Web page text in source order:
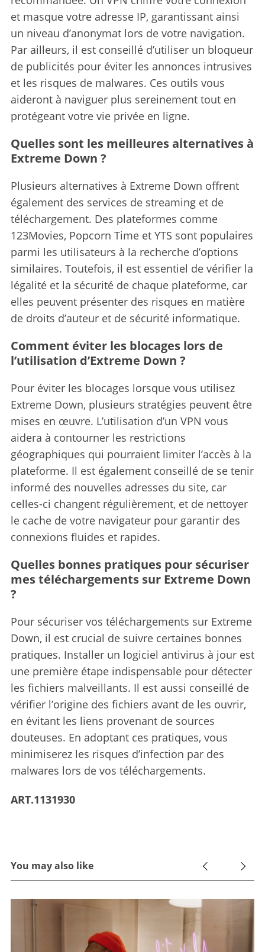
et masque votre adresse IP, garantissant ainsi
un niveau d’anonymat lors de votre navigation.
Par ailleurs, il est conseillé d’utiliser un bloqueur
de publicités pour éviter les annonces intrusives
et les risques de malwares. Ces outils vous
aideront à naviguer plus sereinement tout en
protégeant votre vie privée en ligne.
Quelles sont les meilleures alternatives à
Extreme Down ?
Plusieurs alternatives à Extreme Down offrent
également des services de streaming et de
téléchargement. Des plateformes comme
123Movies, Popcorn Time et YTS sont populaires
parmi les utilisateurs à la recherche d’options
similaires. Toutefois, il est essentiel de vérifier la
légalité et la sécurité de chaque plateforme, car
elles peuvent présenter des risques en matière
de droits d’auteur et de sécurité informatique.
Comment éviter les blocages lors de
l’utilisation d’Extreme Down ?
Pour éviter les blocages lorsque vous utilisez
Extreme Down, plusieurs stratégies peuvent être
mises en œuvre. L’utilisation d’un VPN vous
aidera à contourner les restrictions
géographiques qui pourraient limiter l’accès à la
plateforme. Il est également conseillé de se tenir
informé des nouvelles adresses du site, car
celles-ci changent régulièrement, et de nettoyer
le cache de votre navigateur pour garantir des
connexions fluides et rapides.
Quelles bonnes pratiques pour sécuriser
mes téléchargements sur Extreme Down
?
Pour sécuriser vos téléchargements sur Extreme
Down, il est crucial de suivre certaines bonnes
pratiques. Installer un logiciel antivirus à jour est
une première étape indispensable pour détecter
les fichiers malveillants. Il est aussi conseillé de
vérifier l’origine des fichiers avant de les ouvrir,
en évitant les liens provenant de sources
douteuses. En adoptant ces pratiques, vous
minimiserez les risques d’infection par des
malwares lors de vos téléchargements.
ART.1131930
You may also like